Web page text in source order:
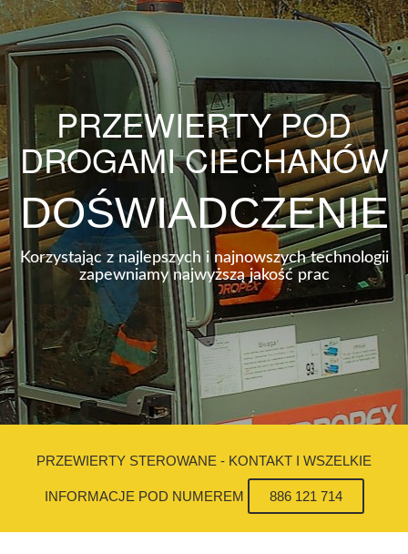
PRZEWIERTY POD
DROGAMI CIECHANÓW
DOŚWIADCZENIE
Korzystając z najlepszych i najnowszych technologii
zapewniamy najwyższą jakość prac
PRZEWIERTY STEROWANE - KONTAKT I WSZELKIE
INFORMACJE POD NUMEREM 886 121 714